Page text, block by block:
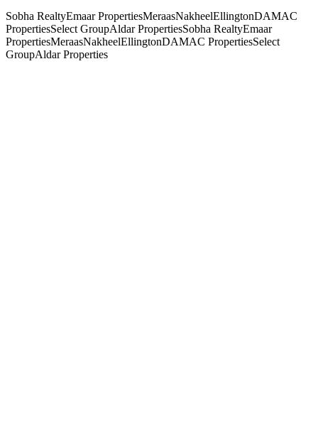
Sobha RealtyEmaar PropertiesMeraasNakheelEllingtonDAMAC
PropertiesSelect GroupAldar PropertiesSobha RealtyEmaar
PropertiesMeraasNakheelEllingtonDAMAC PropertiesSelect
GroupAldar Properties